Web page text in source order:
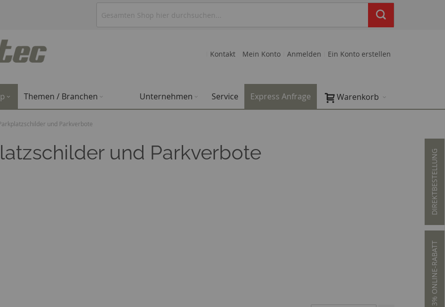
Mein Konto Anmelden Ein Konto erstellen
Kontakt
Warenkorb
Themen / Branchen Express Anfrage
Service
Unternehmen
und Parkverbote
und Parkverbote DIREKTBESTELLUNG
3% ONLINE-RABATT